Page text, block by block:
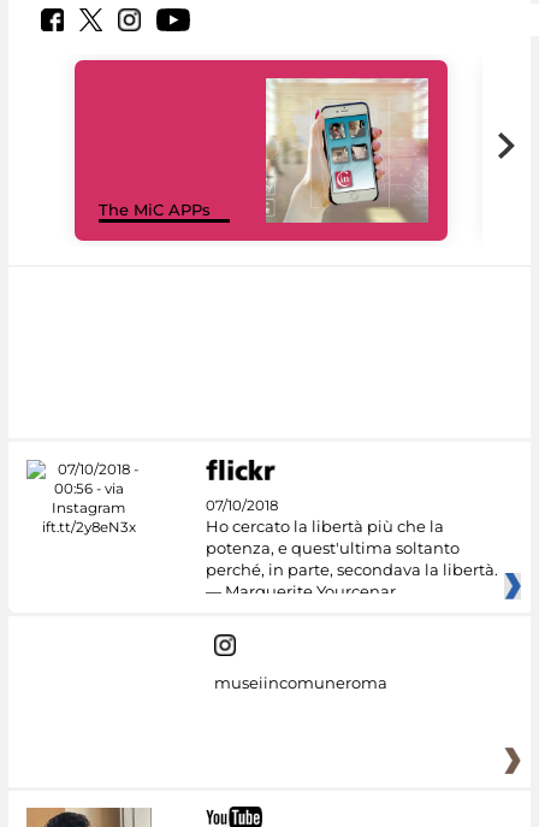
The MiC APPs
07/10/2018
Ho cercato la libertà più che la
potenza, e quest'ultima soltanto
perché, in parte, secondava la libertà.
— Marguerite Yourcenar
museiincomuneroma